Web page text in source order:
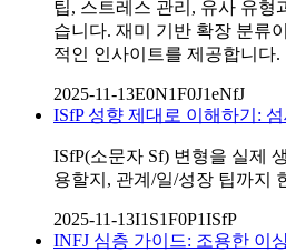
팁, 스트레스 관리, 유사 유형
습니다. 재미 기반 확장 분류
적인 인사이트를 제공합니다.
2025-11-13E0N1F0J1eNfJ
ISfP 성향 제대로 이해하기:
ISfP(소문자 Sf) 변형을 실제
용할지, 관계/일/성장 팁까지
2025-11-13I1S1F0P1ISfP
INFJ 심층 가이드: 조용한 이